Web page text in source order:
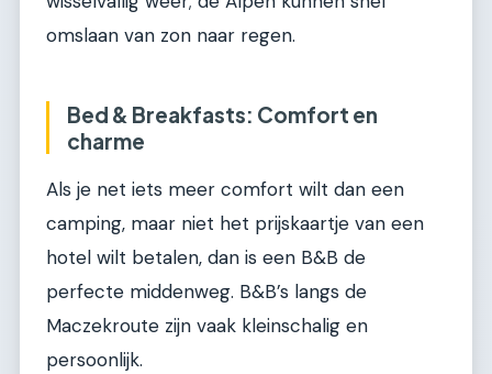
omslaan van zon naar regen.
Bed & Breakfasts: Comfort en
charme
Als je net iets meer comfort wilt dan een
camping, maar niet het prijskaartje van een
hotel wilt betalen, dan is een B&B de
perfecte middenweg. B&B’s langs de
Maczekroute zijn vaak kleinschalig en
persoonlijk.